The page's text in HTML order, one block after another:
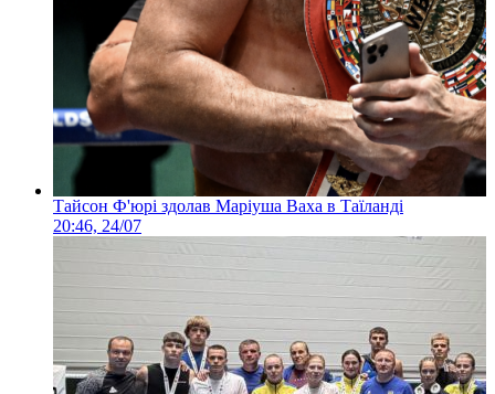
Тайсон Ф'юрі здолав Маріуша Ваха в Таїланді
20:46, 24/07